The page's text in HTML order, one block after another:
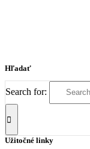
Hľadať
Search for:
Užitočné linky